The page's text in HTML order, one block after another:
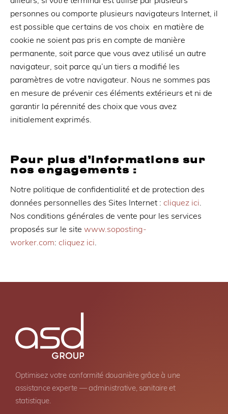
personnes ou comporte plusieurs navigateurs Internet, il
est possible que certains de vos choix en matière de
cookie ne soient pas pris en compte de manière
permanente, soit parce que vous avez utilisé un autre
navigateur, soit parce qu’un tiers a modifié les
paramètres de votre navigateur. Nous ne sommes pas
en mesure de prévenir ces éléments extérieurs et ni de
garantir la pérennité des choix que vous avez
initialement exprimés.
Pour plus d’informations sur
nos engagements :
Notre politique de confidentialité et de protection des
données personnelles des Sites Internet : cliquez ici
Nos conditions générales de vente pour les services
proposés sur le site www.soposting-
worker.com: cliquez ici
Optimisez votre conformité douanière grâce à une
assistance experte — administrative, sanitaire et
statistique.